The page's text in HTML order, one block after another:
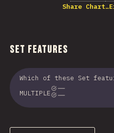
Share Chart…
Set Features
Which of these Set
MULTIPLE